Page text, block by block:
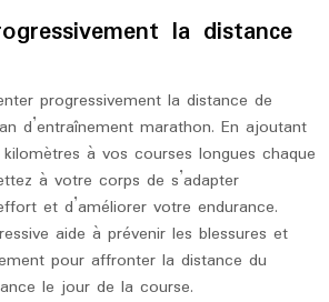
la distance
progressivement la distance de
d’entraînement marathon. En ajoutant
à vos courses longues chaque
à votre corps de s’adapter
et d’améliorer votre endurance.
aide à prévenir les blessures et
pour affronter la distance du
le jour de la course.